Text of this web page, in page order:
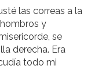
las correas a la
y
se
derecha. Era
todo mi